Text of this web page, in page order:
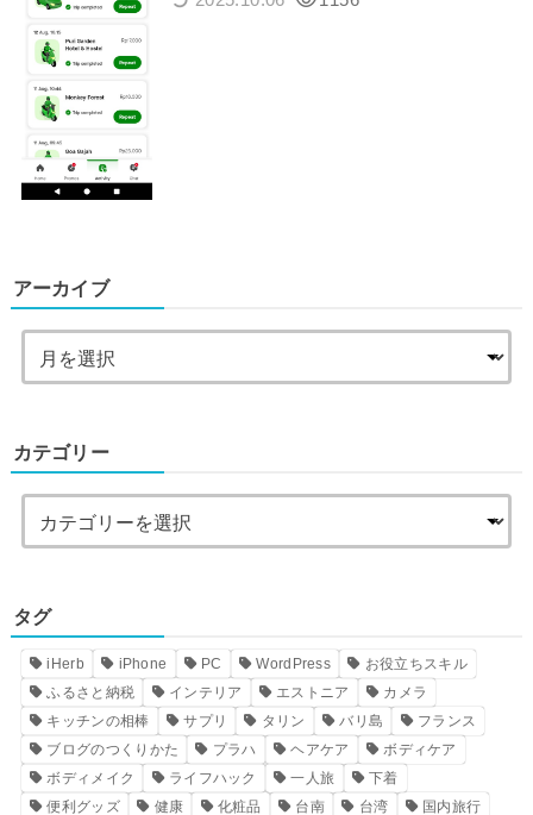
アーカイブ
カテゴリー
タグ
iHerb iPhone PC WordPress
お役立ちスキル
ふるさと納税
インテリア エストニア
カメラ
キッチンの相棒
サプリ タリン バリ島
フランス
ブログのつくりかた
プラハ ヘアケア
ボディケア
ボディメイク
ライフハック 一人旅
下着
便利グッズ
健康 化粧品 台南 台湾 国内旅行